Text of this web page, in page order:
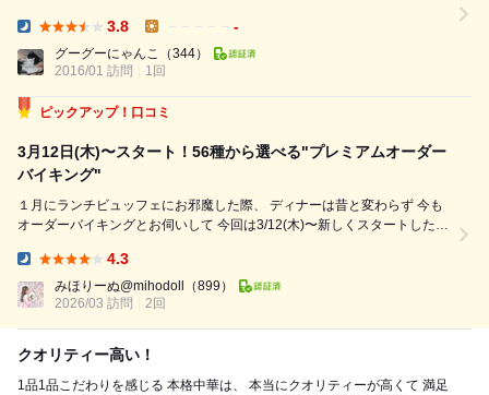
イキングで王朝らしい王道の広東料理の数々に舌づつみをならしました
が、今回はお誕生日のお祝いにリクエストして連れてきてもらいました。
3.8 -
グーグーにゃんこ
（344）
2016/01 訪問
1回
ピックアップ！口コミ
3月12日(木)〜スタート！56種から選べる"プレミアムオーダー
バイキング"
１月にランチビュッフェにお邪魔した際、 ディナーは昔と変わらず 今も
オーダーバイキングとお伺いして 今回は3/12(木)〜新しくスタートした
4.3
みほりーぬ@mihodoll
（899）
2026/03 訪問
2回
クオリティー高い！
1品1品こだわりを感じる 本格中華は、 本当にクオリティーが高くて 満足